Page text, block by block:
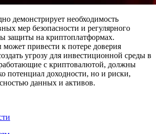
демонстрирует необходимость
мер безопасности и регулярного
защиты на криптоплатформах.
привести к потере доверия
угрозу для инвестиционной среды в
с криптовалютой, должны
потенциал доходности, но и риски,
данных и активов.